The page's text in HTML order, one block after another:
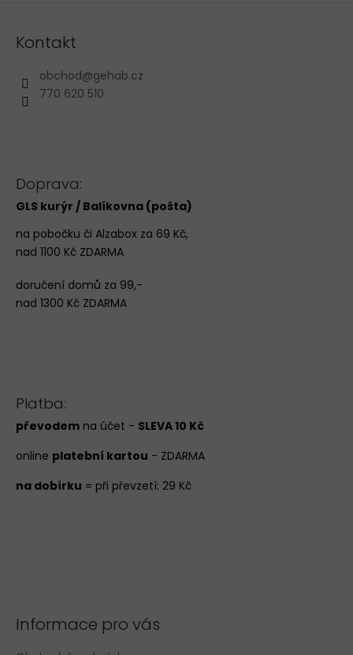
Kontakt
obchod@gehab.cz
770 620 510
Doprava:
GLS kurýr / Balíkovna (pošta)
na pobočku či Alzabox za 69 Kč,
nad 1100 Kč ZDARMA
doručení domů za 99,-
nad 1300 Kč ZDARMA
Platba:
převodem na účet - SLEVA 10 Kč
online platební kartou - ZDARMA
na dobírku = při převzetí: 29 Kč
Informace pro vás